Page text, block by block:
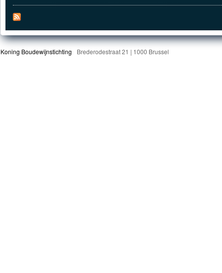
Koning Boudewijnstichting Brederodestraat 21 | 1000 Brussel